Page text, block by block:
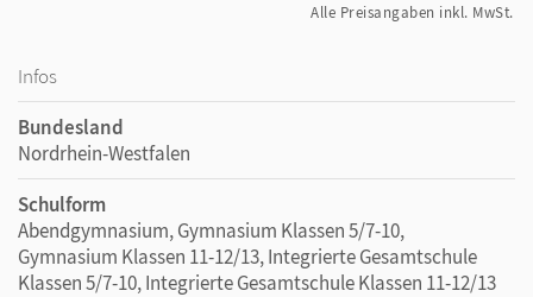
Alle Preisangaben inkl. MwSt.
Infos
Bundesland
Nordrhein-Westfalen
Schulform
Abendgymnasium, Gymnasium Klassen 5/7-10,
Gymnasium Klassen 11-12/13, Integrierte Gesamtschule
Klassen 5/7-10, Integrierte Gesamtschule Klassen 11-12/13